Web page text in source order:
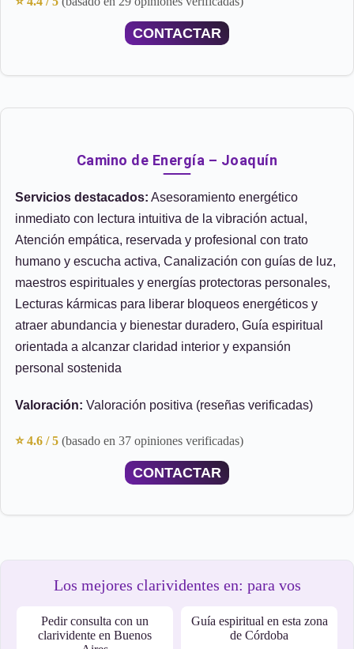
CONTACTAR
Camino de Energía – Joaquín
Servicios destacados: Asesoramiento energético
inmediato con lectura intuitiva de la vibración actual,
Atención empática, reservada y profesional con trato
humano y escucha activa, Canalización con guías de luz,
maestros espirituales y energías protectoras personales,
Lecturas kármicas para liberar bloqueos energéticos y
atraer abundancia y bienestar duradero, Guía espiritual
orientada a alcanzar claridad interior y expansión
personal sostenida
Valoración: Valoración positiva (reseñas verificadas)
⭐ 4.6 / 5 (basado en 37 opiniones verificadas)
CONTACTAR
Los mejores clarividentes en: para vos
Pedir consulta con un
clarividente en Buenos
Guía espiritual en esta zona
de Córdoba